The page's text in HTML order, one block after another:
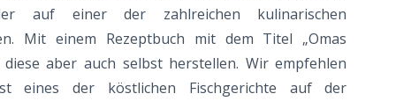
auf einer der zahlreichen kulinarischen
Mit einem Rezeptbuch mit dem Titel „Omas
diese aber auch selbst herstellen. Wir empfehlen
eines der köstlichen Fischgerichte auf der